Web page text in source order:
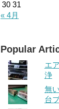
30 31
« 4月
Popular
エ
浄
無
台